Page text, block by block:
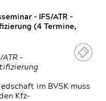
- IFS/ATR -
(4 Termine,
-
im BVSK muss
Kfz-